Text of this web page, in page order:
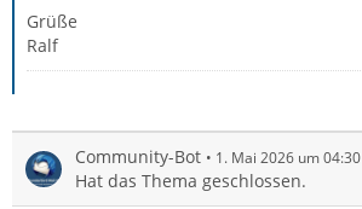
Grüße
Ralf
Community-Bot 1. Mai 2026 um 04:30
Hat das Thema geschlossen.